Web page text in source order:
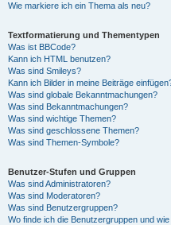
Wie markiere ich ein Thema als neu?
Textformatierung und Thementypen
Was ist BBCode?
Kann ich HTML benutzen?
Was sind Smileys?
Kann ich Bilder in meine Beiträge
Was sind globale Bekanntmachungen?
Was sind Bekanntmachungen?
Was sind wichtige Themen?
Was sind geschlossene Themen?
Was sind Themen-Symbole?
Benutzer-Stufen und Gruppen
Was sind Administratoren?
Was sind Moderatoren?
Was sind Benutzergruppen?
Wo finde ich die Benutzergruppen und